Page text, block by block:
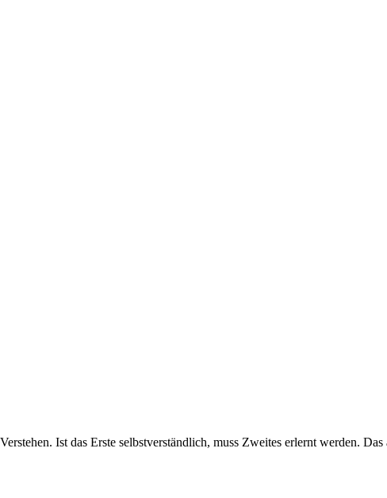
Ist das Erste selbstverständlich, muss Zweites erlernt werden.